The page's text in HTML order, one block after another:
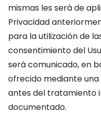
mismas les será de
Privacidad
para la utilización de
consentimiento del
será comunicado, en
ofrecido mediante
antes del tratamiento
documentado.